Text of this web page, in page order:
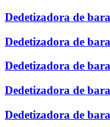
Dedetizadora de
Dedetizadora de
Dedetizadora de
Dedetizadora de
Dedetizadora de